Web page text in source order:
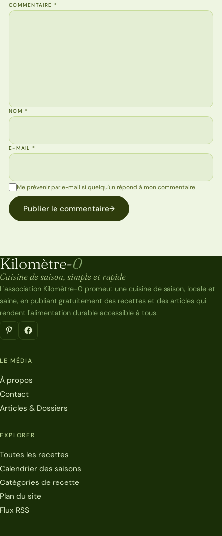
COMMENTAIRE *
NOM*
E-MAIL*
Me prévenir par e-mail si quelqu'un répond à mon commentaire
Publier le commentaire→
Kilomètre-0
Kilomètre-0
Cuisine de saison, simple et rapide
L'association Kilomètre-0 promeut une cuisine de saison, locale et
saine, en publiant gratuitement des recettes et des articles qui
rendent l'alimentation durable accessible à tous.
LE MÉDIA
À propos
Contact
Articles & Dossiers
EXPLORER
Toutes les recettes
Calendrier des saisons
Catégories de recette
Plan du site
Flux RSS